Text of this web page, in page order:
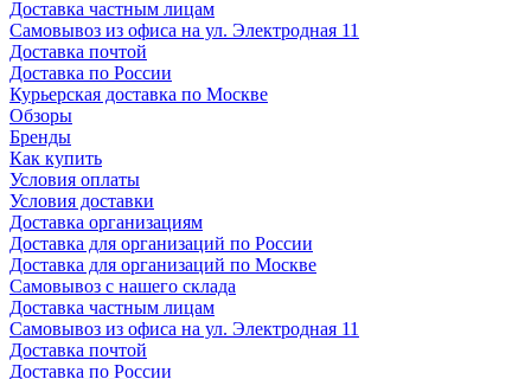
Доставка частным лицам
Самовывоз из офиса на ул. Электродная 11
Доставка почтой
Доставка по России
Курьерская доставка по Москве
Обзоры
Бренды
Как купить
Условия оплаты
Условия доставки
Доставка организациям
Доставка для организаций по России
Доставка для организаций по Москве
Самовывоз с нашего склада
Доставка частным лицам
Самовывоз из офиса на ул. Электродная 11
Доставка почтой
Доставка по России